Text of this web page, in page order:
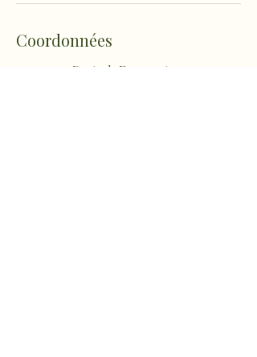
Coordonnées
1022 Route de Fousseret,